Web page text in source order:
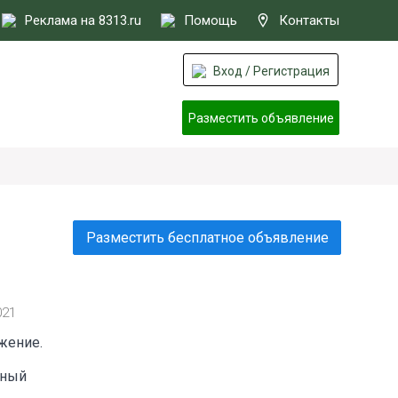
Реклама на 8313.ru Помощь Контакты
Вход / Регистрация
Разместить объявление
Разместить бесплатное объявление